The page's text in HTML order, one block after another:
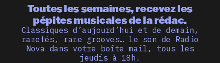
Toutes les semaines, recevez les
pépites musicales de la rédac.
Classiques d’aujourd’hui et de demain,
raretés, rare grooves… le son de Radio
Nova dans votre boîte mail, tous les
jeudis à 18h.